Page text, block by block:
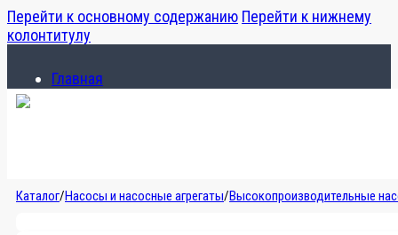
Перейти к основному содержанию Перейти к нижнему
колонтитулу
Главная
Каталог
Каталог/Насосы и насосные агрегаты/Высокопроизводительные